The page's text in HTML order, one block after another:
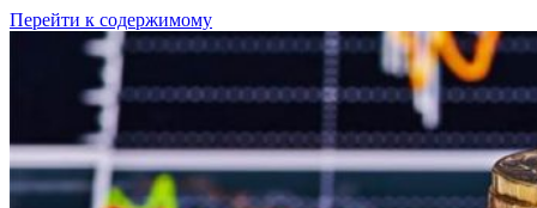
Перейти к содержимому